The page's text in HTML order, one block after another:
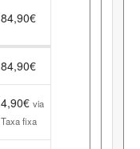
84,90€
84,90€
4,90€ via
Taxa fixa